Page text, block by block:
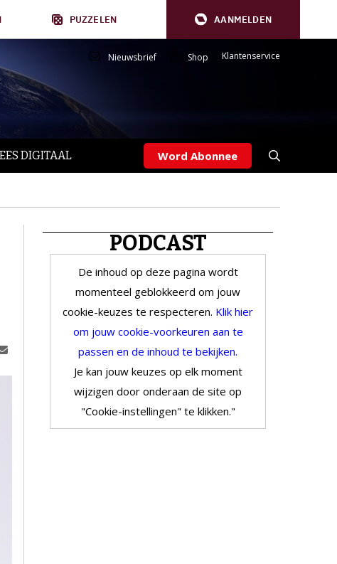
PUZZELEN AANMELDEN
Nieuwsbrief Shop Klantenservice
DIGITAAL Word Abonnee
PODCAST
De inhoud op deze pagina wordt
momenteel geblokkeerd om jouw
cookie-keuzes te respecteren. Klik hier
om jouw cookie-voorkeuren aan te
passen en de inhoud te bekijken.
Je kan jouw keuzes op elk moment
wijzigen door onderaan de site op
"Cookie-instellingen" te klikken."